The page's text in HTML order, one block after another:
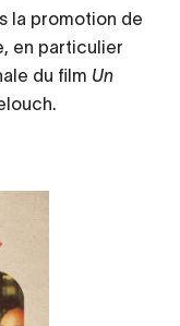
la promotion de
en particulier
du film Un